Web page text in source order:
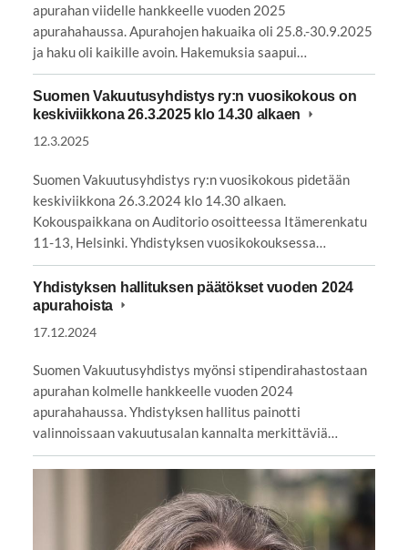
apurahan viidelle hankkeelle vuoden 2025
apurahahaussa. Apurahojen hakuaika oli 25.8.-30.9.2025
ja haku oli kaikille avoin. Hakemuksia saapui…
Suomen Vakuutusyhdistys ry:n vuosikokous on
keskiviikkona 26.3.2025 klo 14.30 alkaen
12.3.2025
Suomen Vakuutusyhdistys ry:n vuosikokous pidetään
keskiviikkona 26.3.2024 klo 14.30 alkaen.
Kokouspaikkana on Auditorio osoitteessa Itämerenkatu
11-13, Helsinki. Yhdistyksen vuosikokouksessa…
Yhdistyksen hallituksen päätökset vuoden 2024
apurahoista
17.12.2024
Suomen Vakuutusyhdistys myönsi stipendirahastostaan
apurahan kolmelle hankkeelle vuoden 2024
apurahahaussa. Yhdistyksen hallitus painotti
valinnoissaan vakuutusalan kannalta merkittäviä…